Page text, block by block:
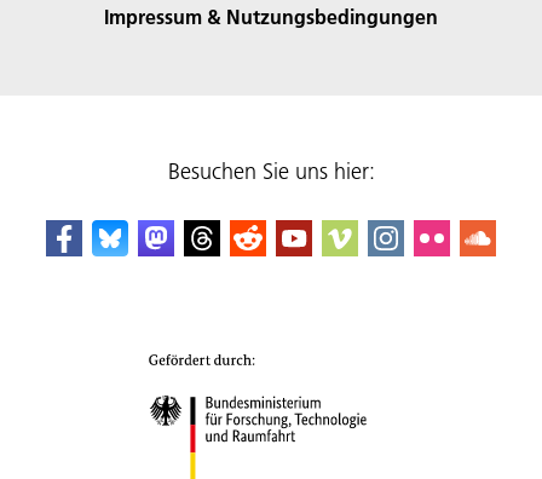
Impressum & Nutzungsbedingungen
Besuchen Sie uns hier: